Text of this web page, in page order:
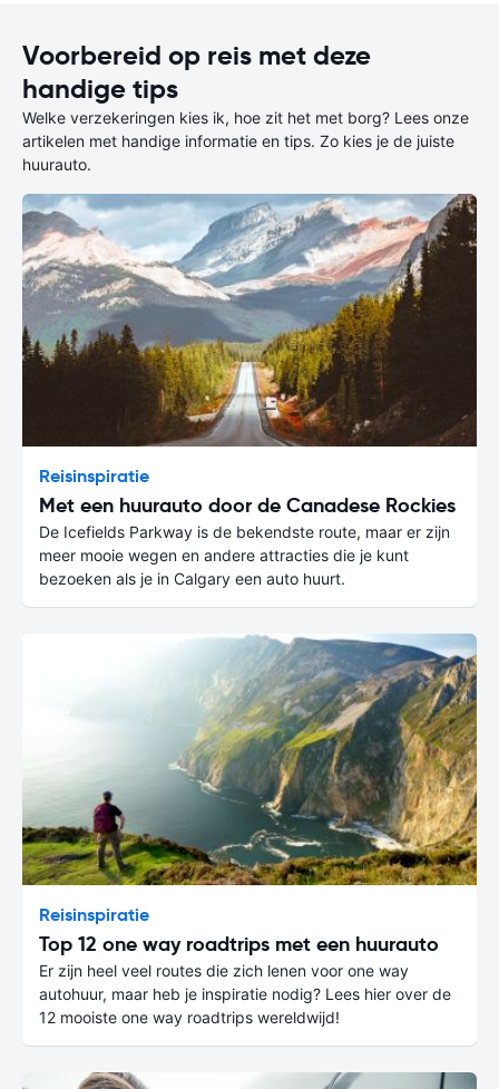
Voorbereid op reis met deze
handige tips
Welke verzekeringen kies ik, hoe zit het met borg? Lees onze
artikelen met handige informatie en tips. Zo kies je de juiste
huurauto.
Reisinspiratie
Met een huurauto door de Canadese Rockies
De Icefields Parkway is de bekendste route, maar er zijn
meer mooie wegen en andere attracties die je kunt
bezoeken als je in Calgary een auto huurt.
Reisinspiratie
Top 12 one way roadtrips met een huurauto
Er zijn heel veel routes die zich lenen voor one way
autohuur, maar heb je inspiratie nodig? Lees hier over de
12 mooiste one way roadtrips wereldwijd!